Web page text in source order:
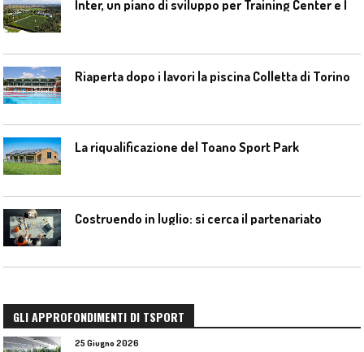
Riaperta dopo i lavori la piscina Colletta di Torino
La riqualificazione del Toano Sport Park
Costruendo in luglio: si cerca il partenariato
GLI APPROFONDIMENTI DI TSPORT
25 Giugno 2026